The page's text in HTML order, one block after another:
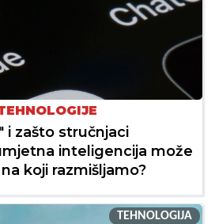
i zašto stručnjaci
inteligencija može
koji razmišljamo?
TEHNOLOGIJA